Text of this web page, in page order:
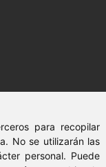
para recopilar
No se utilizarán las
personal. Puede